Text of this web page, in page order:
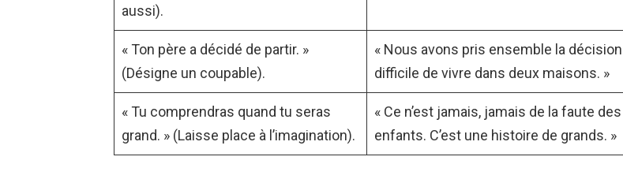
aussi).
« Ton père a décidé de partir. »
(Désigne un coupable).
« Nous avons pris ensemble la décision
difficile de vivre dans deux maisons. »
« Tu comprendras quand tu seras
grand. » (Laisse place à l’imagination).
« Ce n’est jamais, jamais de la faute des
enfants. C’est une histoire de grands. »